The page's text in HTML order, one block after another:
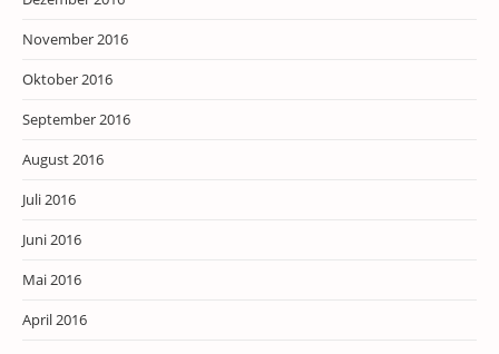
November 2016
Oktober 2016
September 2016
August 2016
Juli 2016
Juni 2016
Mai 2016
April 2016